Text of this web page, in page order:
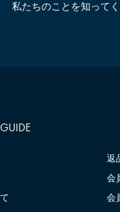
私たちのことを知ってく
返
会
会